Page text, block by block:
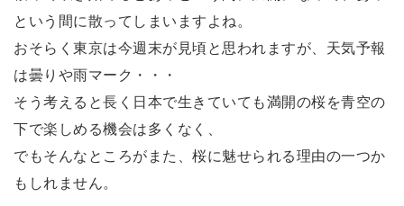
という間に散ってしまいますよね。
おそらく東京は今週末が見頃と思われますが、天気予報
は曇りや雨マーク・・・
そう考えると長く日本で生きていても満開の桜を青空の
下で楽しめる機会は多くなく、
でもそんなところがまた、桜に魅せられる理由の一つか
もしれません。